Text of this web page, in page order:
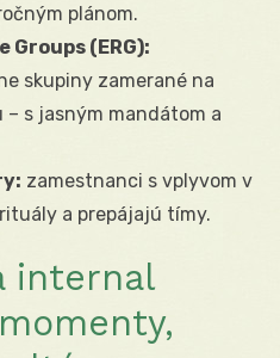
plánom.
Groups (ERG):
skupiny zamerané na
– s jasným mandátom a
zamestnanci s vplyvom v
a prepájajú tímy.
internal